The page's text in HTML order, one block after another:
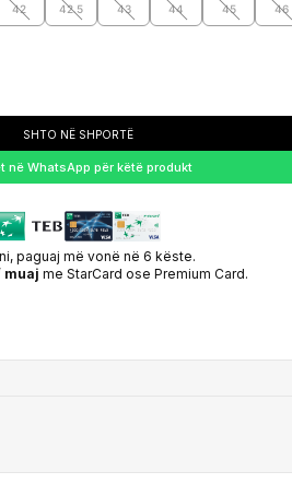
42 42.5 43 44 45 46
SHTO NË SHPORTË
në WhatsApp për këtë produkt
paguaj më vonë në 6 këste.
muaj me StarCard ose Premium Card.